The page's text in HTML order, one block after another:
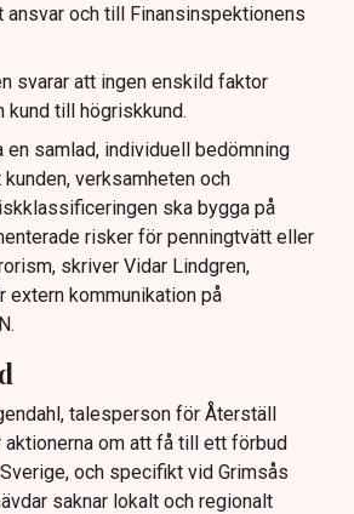
ansvar och till Finansinspektionens
svarar att ingen enskild faktor
kund till högriskkund.
en samlad, individuell bedömning
verksamheten och
ska bygga på
risker för penningtvätt eller
skriver Vidar Lindgren,
extern kommunikation på
talesperson för Återställ
aktionerna om att få till ett förbud
och specifikt vid Grimsås
saknar lokalt och regionalt